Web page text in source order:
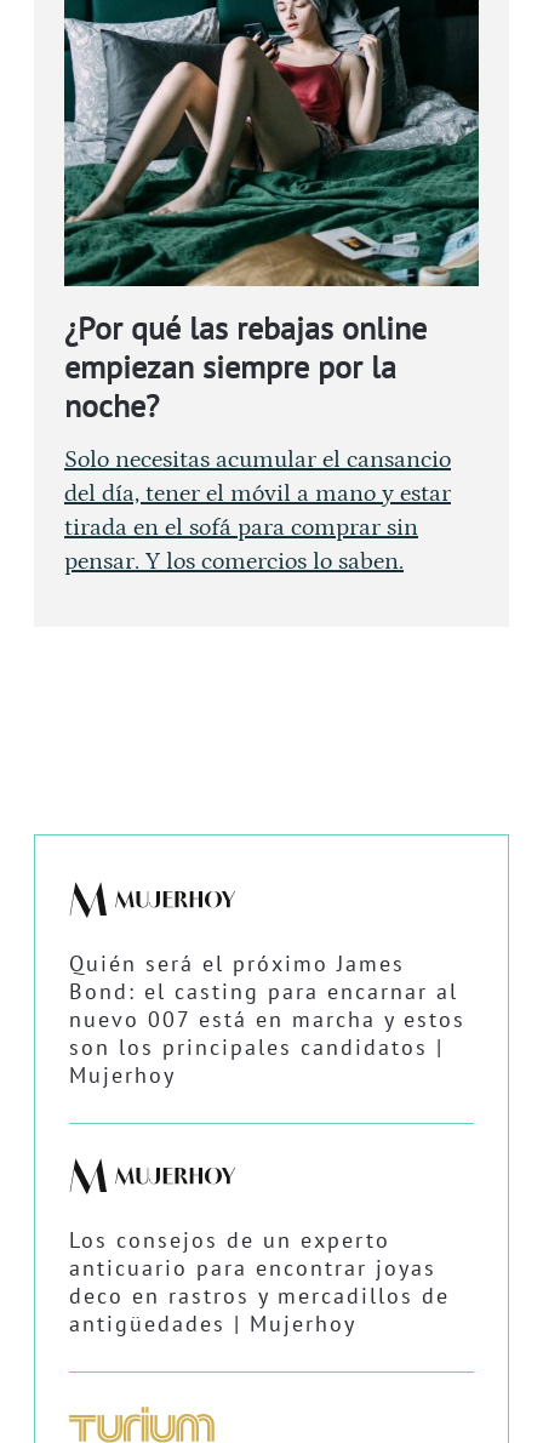
¿Por qué las rebajas online
empiezan siempre por la
noche?
Solo necesitas acumular el cansancio
del día, tener el móvil a mano y estar
tirada en el sofá para comprar sin
pensar. Y los comercios lo saben.
Quién será el próximo James
Bond: el casting para encarnar al
nuevo 007 está en marcha y estos
son los principales candidatos |
Mujerhoy
Los consejos de un experto
anticuario para encontrar joyas
deco en rastros y mercadillos de
antigüedades | Mujerhoy